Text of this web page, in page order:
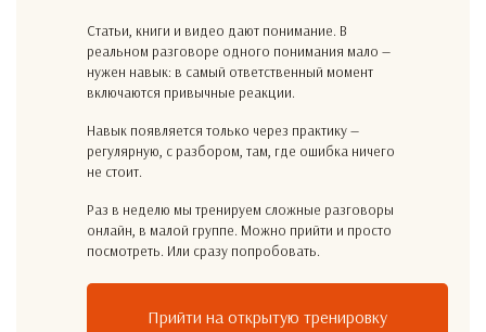
Статьи, книги и видео дают понимание. В
реальном разговоре одного понимания мало —
нужен навык: в самый ответственный момент
включаются привычные реакции.
Навык появляется только через практику —
регулярную, с разбором, там, где ошибка ничего
не стоит.
Раз в неделю мы тренируем сложные разговоры
онлайн, в малой группе. Можно прийти и просто
посмотреть. Или сразу попробовать.
Прийти на открытую тренировку